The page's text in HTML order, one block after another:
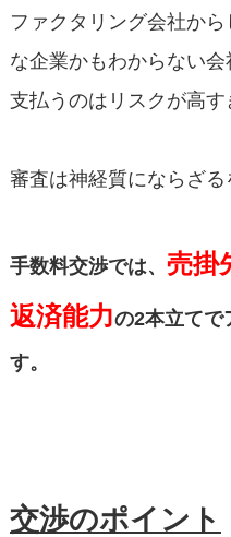
ファクタリング会社か
な企業かもわからない
支払うのはリスクが高す
審査は神経質にならざる
手数料交渉では、 売掛
返済能力の2本立てで
す。
交渉のポイント